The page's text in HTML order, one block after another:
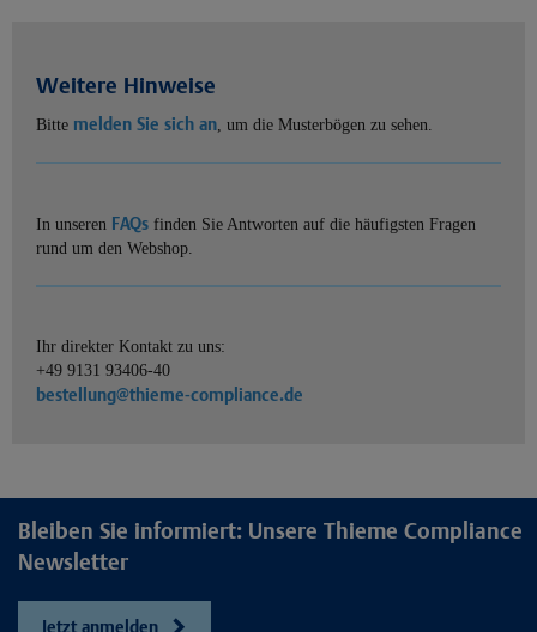
Weitere Hinweise
Bitte melden Sie sich an, um die Musterbögen zu sehen.
In unseren FAQs finden Sie Antworten auf die häufigsten Fragen
rund um den Webshop.
Ihr direkter Kontakt zu uns:
+49 9131 93406-40
bestellung@thieme-compliance.de
Bleiben Sie informiert: Unsere Thieme Compliance
Newsletter
Jetzt anmelden